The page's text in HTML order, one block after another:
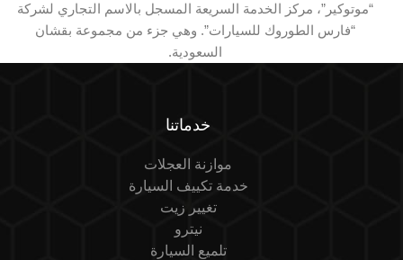
“موتوكير”، مركز الخدمة السريعة المسجل بالاسم التجاري لشركة
“فارس الطوروك للسيارات”. وهي جزء من مجموعة بقشان
السعودية.
خدماتنا
موازنة العجلات
خدمة تكييف السيارة
تغيير زيت
نيترو
تلميع السيارة